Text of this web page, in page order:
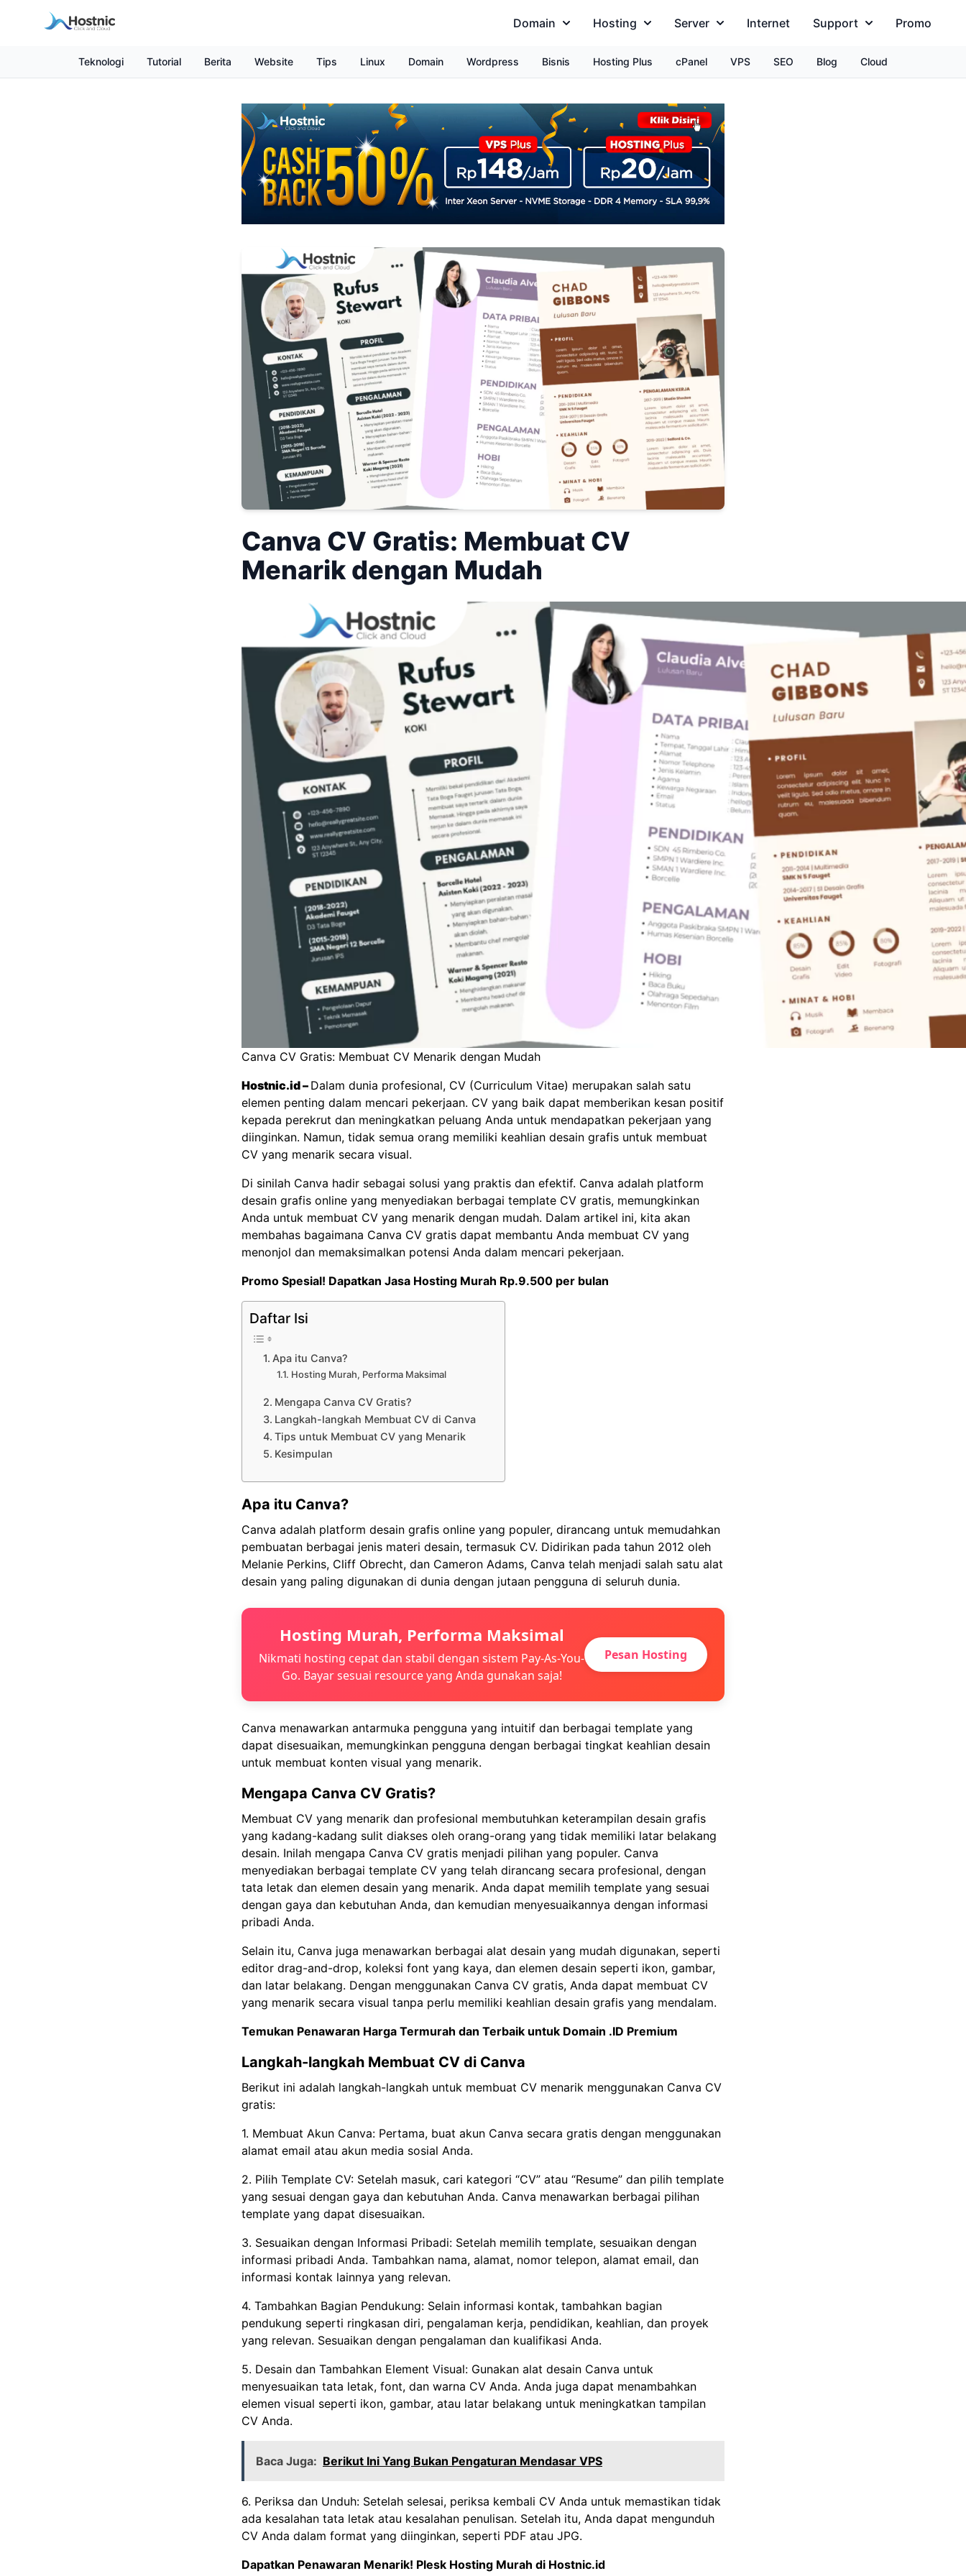
Domain Hosting Server Internet Support Promo
Teknologi Tutorial Berita Website Tips Linux Domain Wordpress Bisnis Hosting Plus cPanel VPS SEO Blog Cloud
Canva CV Gratis: Membuat CV
Menarik dengan Mudah
Canva CV Gratis: Membuat CV Menarik dengan Mudah
Hostnic.id– Dalam dunia profesional, CV (Curriculum Vitae) merupakan salah satu
elemen penting dalam mencari pekerjaan. CV yang baik dapat memberikan kesan positif
kepada perekrut dan meningkatkan peluang Anda untuk mendapatkan pekerjaan yang
diinginkan. Namun, tidak semua orang memiliki keahlian desain grafis untuk membuat
CV yang menarik secara visual.
Di sinilah Canva hadir sebagai solusi yang praktis dan efektif. Canva adalah platform
desain grafis online yang menyediakan berbagai template CV gratis, memungkinkan
Anda untuk membuat CV yang menarik dengan mudah. Dalam artikel ini, kita akan
membahas bagaimana Canva CV gratis dapat membantu Anda membuat CV yang
menonjol dan memaksimalkan potensi Anda dalam mencari pekerjaan.
Promo Spesial! Dapatkan Jasa Hosting Murah Rp.9.500 per bulan
Daftar Isi
Apa itu Canva?
Hosting Murah, Performa Maksimal
Mengapa Canva CV Gratis?
Langkah-langkah Membuat CV di Canva
Tips untuk Membuat CV yang Menarik
Kesimpulan
Apa itu Canva?
Canva adalah platform desain grafis online yang populer, dirancang untuk memudahkan
pembuatan berbagai jenis materi desain, termasuk CV. Didirikan pada tahun 2012 oleh
Melanie Perkins, Cliff Obrecht, dan Cameron Adams, Canva telah menjadi salah satu alat
desain yang paling digunakan di dunia dengan jutaan pengguna di seluruh dunia.
Hosting Murah, Performa Maksimal
Nikmati hosting cepat dan stabil dengan sistem Pay-As-You-
Go. Bayar sesuai resource yang Anda gunakan saja!
Pesan Hosting
Canva menawarkan antarmuka pengguna yang intuitif dan berbagai template yang
dapat disesuaikan, memungkinkan pengguna dengan berbagai tingkat keahlian desain
untuk membuat konten visual yang menarik.
Mengapa Canva CV Gratis?
Membuat CV yang menarik dan profesional membutuhkan keterampilan desain grafis
yang kadang-kadang sulit diakses oleh orang-orang yang tidak memiliki latar belakang
desain. Inilah mengapa Canva CV gratis menjadi pilihan yang populer. Canva
menyediakan berbagai template CV yang telah dirancang secara profesional, dengan
tata letak dan elemen desain yang menarik. Anda dapat memilih template yang sesuai
dengan gaya dan kebutuhan Anda, dan kemudian menyesuaikannya dengan informasi
pribadi Anda.
Selain itu, Canva juga menawarkan berbagai alat desain yang mudah digunakan, seperti
editor drag-and-drop, koleksi font yang kaya, dan elemen desain seperti ikon, gambar,
dan latar belakang. Dengan menggunakan Canva CV gratis, Anda dapat membuat CV
yang menarik secara visual tanpa perlu memiliki keahlian desain grafis yang mendalam.
Temukan Penawaran Harga Termurah dan Terbaik untuk Domain .ID Premium
Langkah-langkah Membuat CV di Canva
Berikut ini adalah langkah-langkah untuk membuat CV menarik menggunakan Canva CV
gratis:
1. Membuat Akun Canva: Pertama, buat akun Canva secara gratis dengan menggunakan
alamat email atau akun media sosial Anda.
2. Pilih Template CV: Setelah masuk, cari kategori “CV” atau “Resume” dan pilih template
yang sesuai dengan gaya dan kebutuhan Anda. Canva menawarkan berbagai pilihan
template yang dapat disesuaikan.
3. Sesuaikan dengan Informasi Pribadi: Setelah memilih template, sesuaikan dengan
informasi pribadi Anda. Tambahkan nama, alamat, nomor telepon, alamat email, dan
informasi kontak lainnya yang relevan.
4. Tambahkan Bagian Pendukung: Selain informasi kontak, tambahkan bagian
pendukung seperti ringkasan diri, pengalaman kerja, pendidikan, keahlian, dan proyek
yang relevan. Sesuaikan dengan pengalaman dan kualifikasi Anda.
5. Desain dan Tambahkan Element Visual: Gunakan alat desain Canva untuk
menyesuaikan tata letak, font, dan warna CV Anda. Anda juga dapat menambahkan
elemen visual seperti ikon, gambar, atau latar belakang untuk meningkatkan tampilan
CV Anda.
Baca Juga: Berikut Ini Yang Bukan Pengaturan Mendasar VPS
6. Periksa dan Unduh: Setelah selesai, periksa kembali CV Anda untuk memastikan tidak
ada kesalahan tata letak atau kesalahan penulisan. Setelah itu, Anda dapat mengunduh
CV Anda dalam format yang diinginkan, seperti PDF atau JPG.
Dapatkan Penawaran Menarik! Plesk Hosting Murah di Hostnic.id